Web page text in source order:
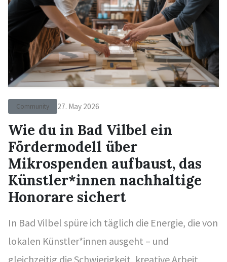
Community 27. May 2026
Wie du in Bad Vilbel ein
Fördermodell über
Mikrospenden aufbaust, das
Künstler*innen nachhaltige
Honorare sichert
In Bad Vilbel spüre ich täglich die Energie, die von
lokalen Künstler*innen ausgeht – und
gleichzeitig die Schwierigkeit, kreative Arbeit